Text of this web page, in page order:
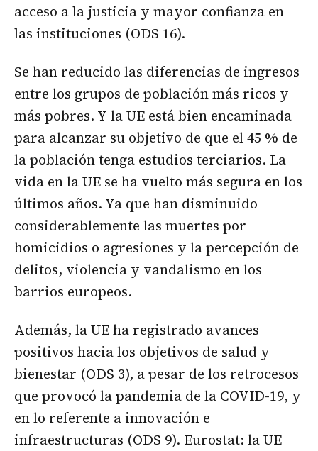
acceso a la justicia y mayor confianza en
las instituciones (ODS 16).
Se han reducido las diferencias de ingresos
entre los grupos de población más ricos y
más pobres. Y la UE está bien encaminada
para alcanzar su objetivo de que el 45 % de
la población tenga estudios terciarios. La
vida en la UE se ha vuelto más segura en los
últimos años. Ya que han disminuido
considerablemente las muertes por
homicidios o agresiones y la percepción de
delitos, violencia y vandalismo en los
barrios europeos.
Además, la UE ha registrado avances
positivos hacia los objetivos de salud y
bienestar (ODS 3), a pesar de los retrocesos
que provocó la pandemia de la COVID-19, y
en lo referente a innovación e
infraestructuras (ODS 9). Eurostat: la UE